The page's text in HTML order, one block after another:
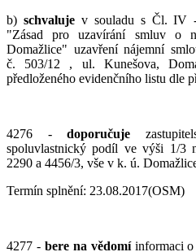
b) schvalujev souladu s Čl. IV -
"Zásad pro uzavírání smluv o
Domažlice" uzavření nájemní
č. 503/12 , ul. Kunešova,
předloženého evidenčního listu dle
4276 - doporučuje
spoluvlastnický podíl ve výši 1/3
2290 a 4456/3, vše v k. ú.
Termín splnění: 23.08.2017(OSM)
4277 - bere na vědomíinformaci o